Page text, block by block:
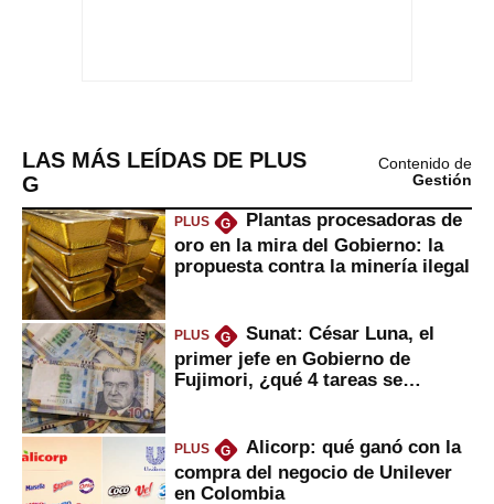
LAS MÁS LEÍDAS DE PLUS
G
Contenido de
Gestión
PLUS G
Plantas procesadoras de
oro en la mira del Gobierno: la
propuesta contra la minería ilegal
PLUS G
Sunat: César Luna, el
primer jefe en Gobierno de
Fujimori, ¿qué 4 tareas se
PLUS G
Alicorp: qué ganó con la
compra del negocio de Unilever
en Colombia